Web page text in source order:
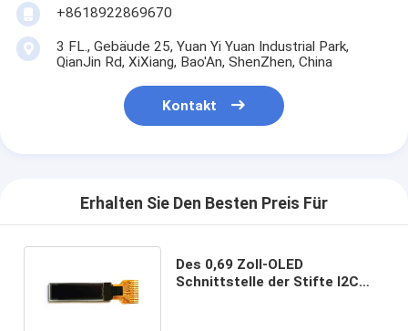
+8618922869670
3 FL., Gebäude 25, Yuan Yi Yuan Industrial Park,
QianJin Rd, XiXiang, Bao'An, ShenZhen, China
Kontakt
Erhalten Sie Den Besten Preis Für
Des 0,69 Zoll-OLED
Schnittstelle der Stifte I2C